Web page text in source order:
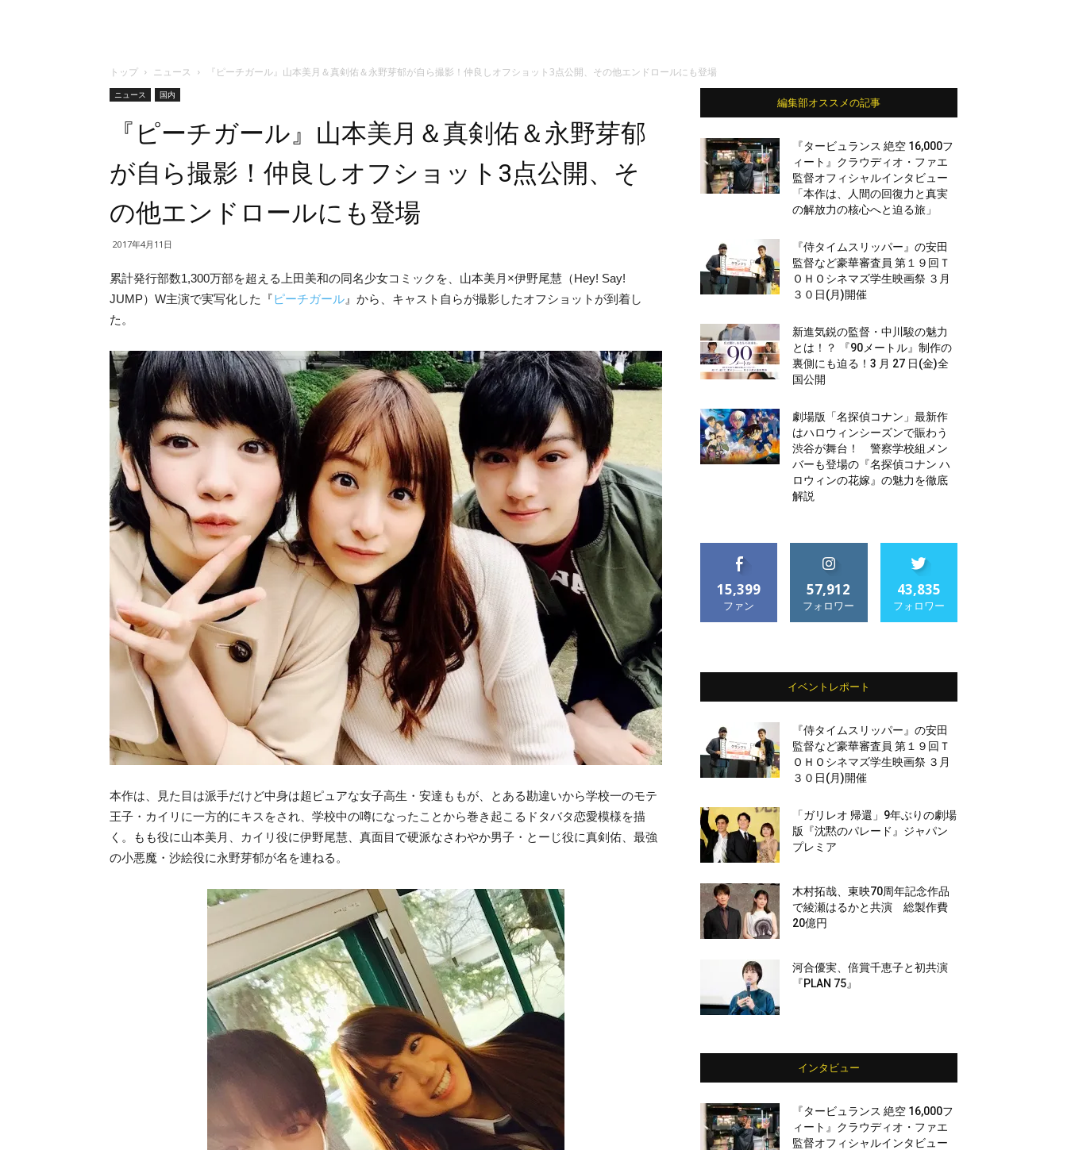
トップ ニュース 『ピーチガール』山本美月＆真剣佑＆永野芽郁が自ら撮影！仲良しオフショット3点公開、その他エンドロールにも登場
ニュース 国内
『ピーチガール』山本美月＆真剣佑＆永野芽郁
が自ら撮影！仲良しオフショット3点公開、そ
の他エンドロールにも登場
2017年4月11日
累計発行部数1,300万部を超える上田美和の同名少女コミックを、山本美月×伊野尾慧（Hey! Say!
JUMP）W主演で実写化した『ピーチガール 』から、キャスト自らが撮影したオフショットが到着し
た。
本作は、見た目は派手だけど中身は超ピュアな女子高生・安達ももが、とある勘違いから学校一のモテ
王子・カイリに一方的にキスをされ、学校中の噂になったことから巻き起こるドタバタ恋愛模様を描
く。もも役に山本美月、カイリ役に伊野尾慧、真面目で硬派なさわやか男子・とーじ役に真剣佑、最強
の小悪魔・沙絵役に永野芽郁が名を連ねる。
編集部オススメの記事
『タービュランス 絶空 16,000フ
ィート』クラウディオ・ファエ
監督オフィシャルインタビュー
「本作は、人間の回復力と真実
の解放力の核心へと迫る旅」
『侍タイムスリッパー』の安田
監督など豪華審査員 第１９回Ｔ
ＯＨＯシネマズ学生映画祭 ３月
３０日(月)開催
新進気鋭の監督・中川駿の魅力
とは！？ 『90メートル』制作の
裏側にも迫る！3 月 27 日(金)全
国公開
劇場版「名探偵コナン」最新作
はハロウィンシーズンで賑わう
渋谷が舞台！ 警察学校組メン
バーも登場の『名探偵コナン ハ
ロウィンの花嫁』の魅力を徹底
解説
15,399
ファン
57,912
フォロワー
43,835
フォロワー
イベントレポート
『侍タイムスリッパー』の安田
監督など豪華審査員 第１９回Ｔ
ＯＨＯシネマズ学生映画祭 ３月
３０日(月)開催
「ガリレオ 帰還」9年ぶりの劇場
版『沈黙のパレード』ジャパン
プレミア
木村拓哉、東映70周年記念作品
で綾瀬はるかと共演 総製作費
20億円
河合優実、倍賞千恵子と初共演
『PLAN 75』
インタビュー
『タービュランス 絶空 16,000フ
ィート』クラウディオ・ファエ
監督オフィシャルインタビュー